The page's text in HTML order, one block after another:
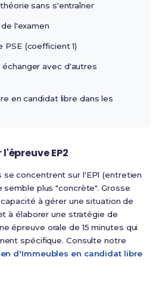
sans s'entraîner
l'examen
PSE (coefficient 1)
échanger avec d'autres
en candidat libre dans les
l'épreuve EP2
concentrent sur l'EP1 (entretien
semble plus "concrète". Grosse
à gérer une situation de
à élaborer une stratégie de
épreuve orale de 15 minutes qui
spécifique. Consulte notre
d'Immeubles en candidat libre